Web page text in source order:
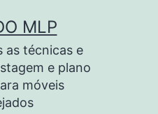
MLP
as técnicas e
e plano
móveis